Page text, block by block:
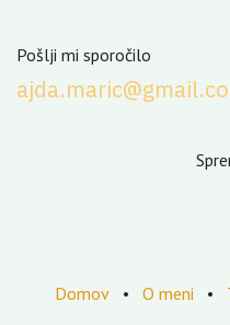
Pošlji mi sporočilo
Domov • O meni •